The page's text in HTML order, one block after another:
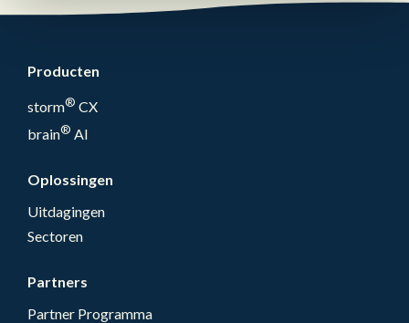
Producten
storm® CX
brain® AI
Oplossingen
Uitdagingen
Sectoren
Partners
Partner Programma